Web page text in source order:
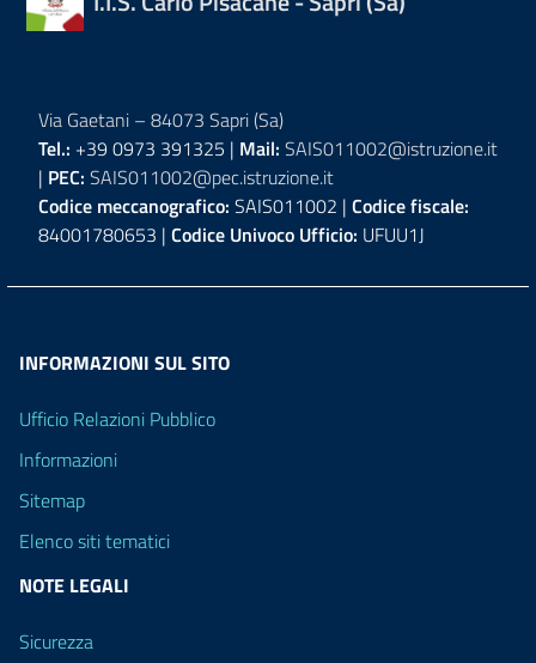
Via Gaetani – 84073 Sapri (Sa)
Tel.: +39 0973 391325 | Mail: SAIS011002@istruzione.it
| PEC: SAIS011002@pec.istruzione.it
Codice meccanografico: SAIS011002 | Codice fiscale:
84001780653 | Codice Univoco Ufficio: UFUU1J
INFORMAZIONI SUL SITO
Ufficio Relazioni Pubblico
Informazioni
Sitemap
Elenco siti tematici
NOTE LEGALI
Sicurezza